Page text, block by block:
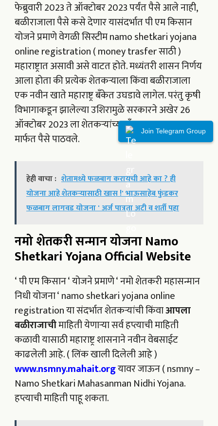
फेब्रुवारी 2023 ते ऑक्टोबर 2023 पर्यंत पैसे आले नाही,
बळीराजाला पैसे कसे देणार यासंदर्भात पी एम किसान
योजने प्रमाणे वेगळी सिस्टीम namo shetkari yojana
online registration ( money trasfer साठी )
महाराष्ट्रात असावी असे वाटत होते. मध्यंतरी शासन निर्णय
आला होता की प्रत्येक शेतकऱ्याला किंवा बळीराजाला
एक नवीन खाते महाराष्ट्र बँकेत उघडावे लागेल. परंतु कृषी
विभागाकडून झालेल्या उशिरामुळे सरकारने अखेर 26
ऑक्टोबर 2023 ला शेतकऱ्यांच्या बँक खात्यावर DBT
मार्फत पैसे पाठवले.
हेही वाचा : शेतामध्ये फळबाग करायची आहे का ? ही
योजना आहे शेतकऱ्यासाठी खास !' भाऊसाहेब फुंडकर
फळबाग लागवड योजना ' अर्ज पात्रता अटी व शर्ती पहा
नमो शेतकरी सन्मान योजना Namo
Shetkari Yojana Official Website
‘ पी एम किसान ‘ योजने प्रमाणे ‘ नमो शेतकरी महासन्मान
निधी योजना ‘ namo shetkari yojana online
registration या संदर्भात शेतकऱ्यांची किंवाआपला
बळीराजाचीमाहिती येणाऱ्या सर्व हप्त्याची माहिती
कळावी यासाठी महाराष्ट्र शासनाने नवीन वेबसाईट
काढलेली आहे. ( लिंक खाली दिलेली आहे )
www.nsmny.mahait.orgयावर जाऊन ( nsmny –
Namo Shetkari Mahasanman Nidhi Yojana.
हप्त्याची माहिती पाहू शकता.
Join Telegram Group